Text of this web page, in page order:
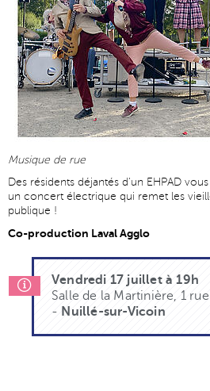
Musique de rue
Des résidents déjantés d'un EHPAD
un concert électrique qui remet les
publique !
Co-production Laval Agglo
Vendredi 17 juillet à 19h
Salle de la Martinière, 1
- Nuillé-sur-Vicoin